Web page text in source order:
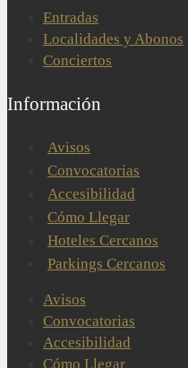
Entradas
Localidades y Abonos
Conciertos
Información
Avisos
Convocatorias
Accesibilidad
Cómo Llegar
Hoteles Cercanos
Parkings Cercanos
Avisos
Convocatorias
Accesibilidad
Cómo Llegar